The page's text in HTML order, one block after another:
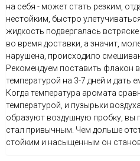
на себя - может стать резким,
нестойким, быстро
жидкость подвергалась
во время доставки, а значит,
нарушена, происходило
Рекомендуем поставить флакон
температурой на 3-7 дней и дать
Когда температура аромата
температурой, и пузырьки
образуют воздушную пробку, вы
стал привычным. Чем дольше
стойким и насыщенным он